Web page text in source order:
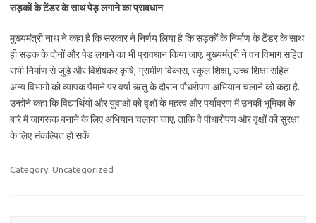
सड़कों के टेंडर के साथ पेड़ लगाने का प्रावधान
मुख्यमंत्री नाथ ने कहा है कि सरकार ने निर्णय लिया है कि सड़कों के निर्माण के टेंडर के साथ
ही सड़क के दोनों और पेड़ लगाने का भी प्रावधान किया जाए. मुख्यमंत्री ने वन विभाग सहित
सभी निर्माण से जुड़े और विशेषकर कृषि, ग्रामीण विकास, स्कूल शिक्षा, उच्च शिक्षा सहित
अन्य विभागों को व्यापक पैमाने पर वर्षा ऋतु के दौरान पौधरोपण अभियान चलाने को कहा है.
उन्होंने कहा कि विद्यार्थियों और युवाओं को वृक्षों के महत्व और पर्यावरण में उनकी भूमिका के
बारे में जागरूक बनाने के लिए अभियान चलाया जाए, ताकि वे पौधारोपण और वृक्षों की सुरक्षा
के लिए संकल्पित हो सकें.
Category: Uncategorized